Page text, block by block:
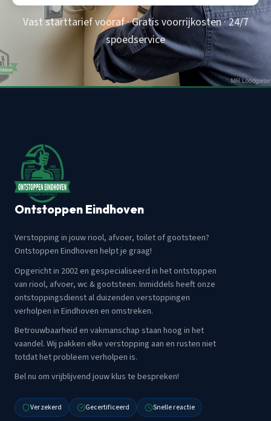
Vast starttarief vooraf · Gratis voorrijkosten · 24/7
spoedservice
Ontstoppen Eindhoven
Verstopping in jouw riool, afvoer, toilet of gootsteen?
Ontstoppen Eindhoven helpt je graag!
Opgericht in 2002 en gespecialiseerd in het ontstoppen
van riool, afvoer, wc & gootsteen. Inmiddels heeft onze
ontstoppingsdienst al duizenden verstoppingen
verholpen in Eindhoven en omstreken.
Betrouwbaarheid en vakmanschap staan hoog in het
vaandel. Wij pakken elke verstopping aan en rusten niet
totdat het probleem verholpen is.
Bel nu om vrijblijvend jouw klus te bespreken!
Verzekerd Gecertificeerd Snelle reactie